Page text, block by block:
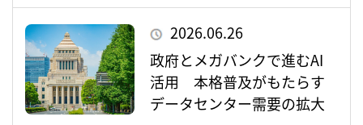
2026.06.26
政府とメガバンクで進むAI
活用 本格普及がもたらす
データセンター需要の拡大